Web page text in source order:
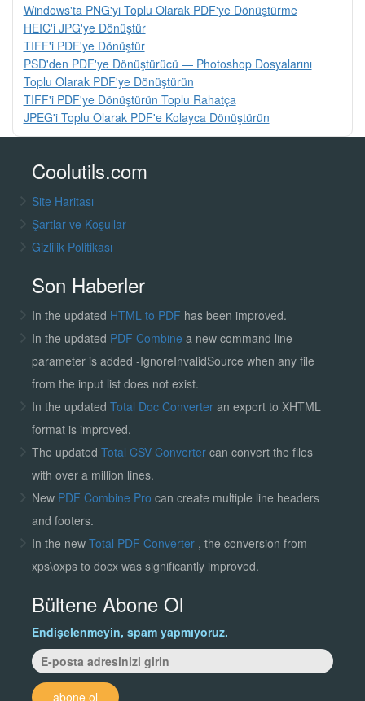
Windows'ta PNG'yi Toplu Olarak PDF'ye Dönüştürme
HEIC'i JPG'ye Dönüştür
TIFF'i PDF'ye Dönüştür
PSD'den PDF'ye Dönüştürücü — Photoshop Dosyalarını
Toplu Olarak PDF'ye Dönüştürün
TIFF'i PDF'ye Dönüştürün Toplu Rahatça
JPEG'i Toplu Olarak PDF'e Kolayca Dönüştürün
Coolutils.com
Site Haritası
Şartlar ve Koşullar
Gizlilik Politikası
Son Haberler
In the updated HTML to PDF has been improved.
In the updated PDF Combine a new command line
parameter is added -IgnoreInvalidSource when any file
from the input list does not exist.
In the updated Total Doc Converter an export to XHTML
format is improved.
The updated Total CSV Convertercan convert the files
with over a million lines.
New PDF Combine Pro can create multiple line headers
and footers.
In the new Total PDF Converter , the conversion from
xps\oxps to docx was significantly improved.
Bültene Abone Ol
Endişelenmeyin, spam yapmıyoruz.
abone ol